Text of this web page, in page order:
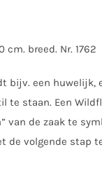
breed. Nr. 1762
bijv. een huwelijk,
te staan. Een
van de zaak te
de volgende stap